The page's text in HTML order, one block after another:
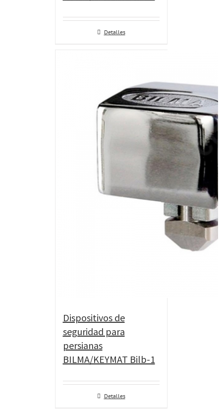
Detalles
Dispositivos de
seguridad para
persianas
BILMA/KEYMAT Bilb-1
Detalles